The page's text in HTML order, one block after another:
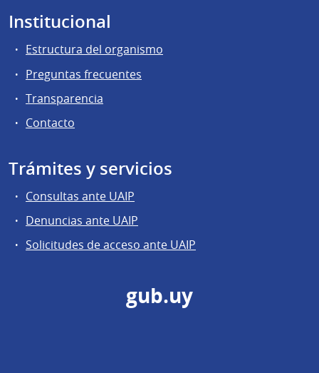
Institucional
Estructura del organismo
Preguntas frecuentes
Transparencia
Contacto
Trámites y servicios
Consultas ante UAIP
Denuncias ante UAIP
Solicitudes de acceso ante UAIP
gub.uy